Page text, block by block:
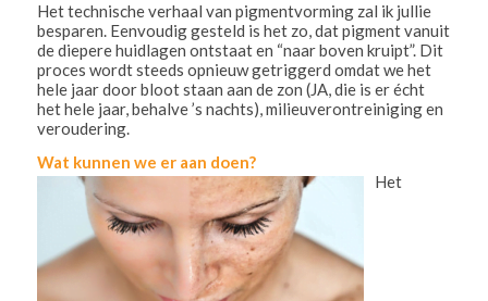
Het technische verhaal van pigmentvorming zal ik jullie
besparen. Eenvoudig gesteld is het zo, dat pigment vanuit
de diepere huidlagen ontstaat en “naar boven kruipt”. Dit
proces wordt steeds opnieuw getriggerd omdat we het
hele jaar door bloot staan aan de zon (JA, die is er écht
het hele jaar, behalve ’s nachts), milieuverontreiniging en
veroudering.
Wat kunnen we er aan doen?
Het